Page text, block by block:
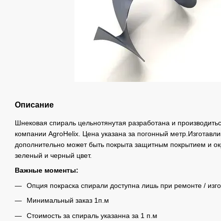
Описание
Шнековая спираль цельнотянутая разработана и
компании AgroHelix. Цена указана за погонный
дополнительно может быть покрыта защитным покрытием и
зеленый и черный цвет.
Важные моменты:
Опция покраска спирали доступна лишь при ремонте /
Минимальный заказ 1п.м
Стоимость за спираль указанна за 1 п.м